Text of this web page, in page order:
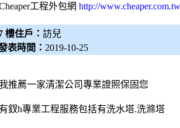
工程外包網 http://
樓住戶： 訪兒
表時間： 2019-10-25
推薦一家清潔公司專業證照保固您
有釵h專業工程服務包括有洗水塔.洗滌塔